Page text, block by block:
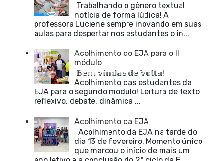
Trabalhando o gênero textual
notícia de forma lúdica! A
professora Luciene sempre inovando em suas
aulas para despertar nos estudantes o in...
Acolhimento do EJA para o II
módulo
𝔹𝕖𝕞 𝕧𝕚𝕟𝕕𝕒𝕤 𝕕𝕖 𝕍𝕠𝕝𝕥𝕒!
Acolhimento das estudantes da
EJA para o segundo módulo! Leitura de texto
reflexivo, debate, dinâmica ...
Acolhimento da EJA
Acolhimento da EJA na tarde do
dia 13 de fevereiro. Momento único
que marcou o início de mais um